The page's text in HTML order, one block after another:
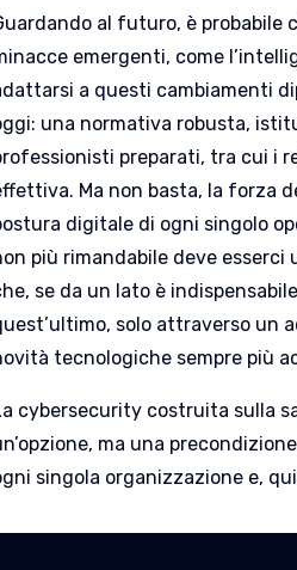
al futuro, è probabile
emergenti, come
a questi cambiamenti
una normativa robusta,
preparati, tra cui i
Ma non basta, la forza
digitale di ogni singolo
più rimandabile deve
se da un lato è
solo attraverso un
tecnologiche sempre più
cybersecurity costruita sulla
ma una
singola organizzazione e,